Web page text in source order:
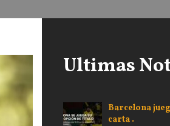
Ultimas
Barcelona
carta .